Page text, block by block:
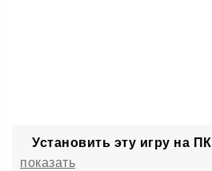
Установить эту игру на ПК
показать